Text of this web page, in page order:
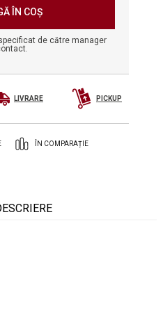
ÎN COȘ
de către manager
LIVRARE PICKUP
ÎN COMPARAȚIE